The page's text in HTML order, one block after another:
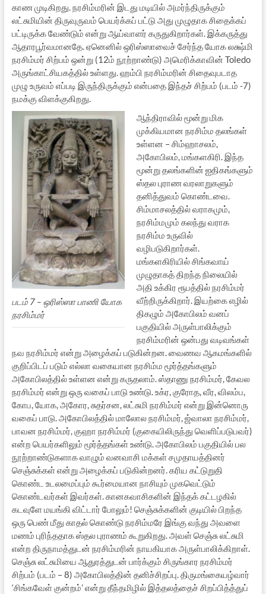
காண முடிகிறது. நரசிம்மரின் இடது மடியில் அமர்ந்திருக்கும்
லட்சுமியின் திருவுருவம் பெயர்க்கப் பட்டு அது முழுதாக சிதைக்கப்
பட்டிருக்க வேண்டும் என்று ஆய்வாளர் கருதுகிறார்கள். இக்கருத்து
ஆதாரபூர்வமானதே. ஏனெனில் ஒரிஸ்ஸாவைச் சேர்ந்த யோக லக்ஷ்மி
நரசிம்மர் சிற்பம் ஒன்று (12ம் நூற்றாண்டு) அமெரிக்காவின் Toledo
அருங்காட்சியகத்தில் உள்ளது. ஹம்பி நரசிம்மரின் சிதைவுபடாத
முழு உருவம் எப்படி இருந்திருக்கும் என்பதை இந்தச் சிற்பம் (படம் -7)
நமக்கு விளக்குகிறது.
படம் 7 – ஒரிஸ்ஸா பாணி யோக
நரசிம்மர்
ஆந்திராவில் மூன்று மிக
முக்கியமான நரசிம்ம தலங்கள்
உள்ளன – சிம்ஹாசலம்,
அகோபிலம், மங்களகிரி. இந்த
மூன்று தலங்களின் ஐதிகங்களும்
ஸ்தல புராண வரலாறுகளும்
தனித்துவம் கொண்டவை.
சிம்மாசலத்தில் வராகமும்,
நரசிம்மமும் கலந்து வராக
நரசிம்ம உருவில்
வழிபடுகிறார்கள்.
மங்களகிரியில் சிங்கவாய்
முழுதாகத் திறந்த நிலையில்
அதி உக்கிர ரூபத்தில் நரசிம்மர்
வீற்றிருக்கிறார். இயற்கை எழில்
திகழும் அகோபிலம் வனப்
பகுதியில் அருள்பாலிக்கும்
நரசிம்மரின் ஒன்பது வடிவங்கள்
நவ நரசிம்மர் என்று அழைக்கப் படுகின்றன. வைணவ ஆகமங்களில்
குறிப்பிடப் படும் எல்லா வகையான நரசிம்ம மூர்த்தங்களும்
அகோபிலத்தில் உள்ளன என்று கருதலாம். ஸ்தாணு நரசிம்மர், கேவல
நரசிம்மர் என்று ஒரு வகைப் பாடு உண்டு. உக்ர, குரோத, வீர, விலம்ப,
கோப, யோக, அகோர, சுதர்சன, லட்சுமி நரசிம்மர் என்று இன்னொரு
வகைப் பாடு. அகோபிலத்தில் மாலோல நரசிம்மர், ஜ்வாலா நரசிம்மர்,
பாவன நரசிம்மர், குஹா நரசிம்மர் (குகையிலிருந்து வெளிப்படுபவர்)
என்ற பெயர்களிலும் மூர்த்தங்கள் உண்டு. அகோபிலம் பகுதியில் பல
நூற்றாண்டுகளாக வாழும் வனவாசி மக்கள் சமுதாயத்தினர்
செஞ்சுக்கள் என்று அழைக்கப் படுகின்றனர். கரிய கட்டுறுதி
கொண்ட உடலமைப்பும் கூர்மையான நாசியும் முகவெட்டும்
கொண்டவர்கள் இவர்கள். கானகவாசிகளின் இந்தக் கட்டழகில்
கடவுளே மயங்கி விட்டார் போலும்! செஞ்சுக்களின் குடியில் பிறந்த
ஒரு பெண் மீது காதல் கொண்டு நரசிம்மரே இங்கு வந்து அவளை
மணம் புரிந்ததாக ஸ்தல புராணம் கூறுகிறது. அவள் செஞ்சு லட்சுமி
என்ற திருநாமத்துடன் நரசிம்மரின் நாயகியாக அருள்பாலிக்கிறாள்.
செஞ்சு லட்சுமியை ஆதுரத்துடன் பார்க்கும் சிருங்கார நரசிம்மர்
சிற்பம் (படம் – 8) அகோபிலத்தின் தனிச்சிறப்பு. திருமங்கையழ்வார்
‘சிங்கவேள் குன்றம்’ என்று தீந்தமிழில் இத்தலத்தைச் சிறப்பித்த்துப்